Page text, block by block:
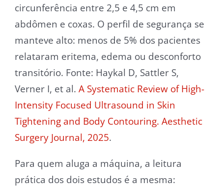
circunferência entre 2,5 e 4,5 cm em
abdômen e coxas. O perfil de segurança se
manteve alto: menos de 5% dos pacientes
relataram eritema, edema ou desconforto
transitório. Fonte: Haykal D, Sattler S,
Verner I, et al. A Systematic Review of High-
Intensity Focused Ultrasound in Skin
Tightening and Body Contouring. Aesthetic
Surgery Journal, 2025.
Para quem aluga a máquina, a leitura
prática dos dois estudos é a mesma: